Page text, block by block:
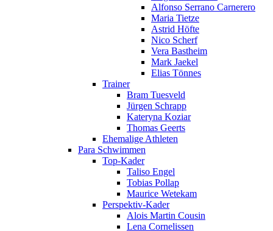
Alfonso Serrano Carnerero
Maria Tietze
Astrid Höfte
Nico Scherf
Vera Bastheim
Mark Jaekel
Elias Tönnes
Trainer
Bram Tuesveld
Jürgen Schrapp
Kateryna Koziar
Thomas Geerts
Ehemalige Athleten
Para Schwimmen
Top-Kader
Taliso Engel
Tobias Pollap
Maurice Wetekam
Perspektiv-Kader
Alois Martin Cousin
Lena Cornelissen